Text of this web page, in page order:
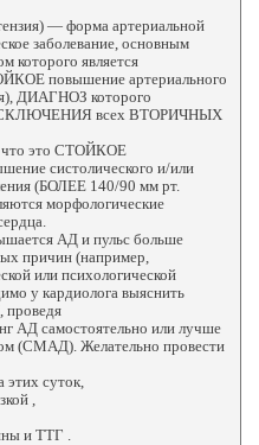
— форма артериальной
заболевание, основным
которого является
повышение артериального
ДИАГНОЗ которого
всех ВТОРИЧНЫХ
что это СТОЙКОЕ
систолического и/или
(БОЛЕЕ 140/90 мм рт.
морфологические
АД и пульс больше
причин (например,
или психологической
у кардиолога выяснить
АД самостоятельно или лучше
(СМАД). Желательно провести
этих суток,
,
и ТТГ .